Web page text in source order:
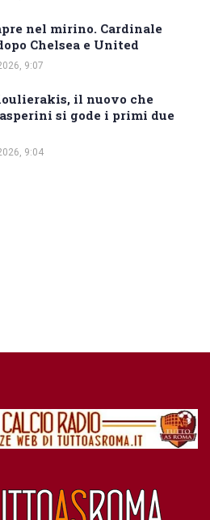
nel mirino. Cardinale
Chelsea e United
9:07
il nuovo che
si gode i primi due
9:04